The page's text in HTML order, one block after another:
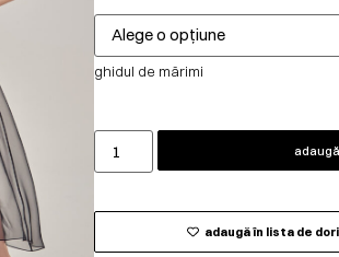
ghidul de mărimi
adaugă în lista de